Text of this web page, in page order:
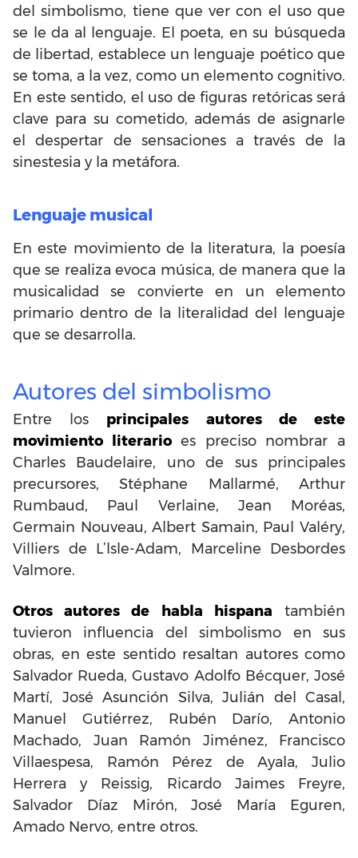
del simbolismo, tiene que ver con el uso que
se le da al lenguaje. El poeta, en su búsqueda
de libertad, establece un lenguaje poético que
se toma, a la vez, como un elemento cognitivo.
En este sentido, el uso de figuras retóricas será
clave para su cometido, además de asignarle
el despertar de sensaciones a través de la
sinestesia y la metáfora.
Lenguaje musical
En este movimiento de la literatura, la poesía
que se realiza evoca música, de manera que la
musicalidad se convierte en un elemento
primario dentro de la literalidad del lenguaje
que se desarrolla.
Autores del simbolismo
Entre los principales autores de este
movimiento literarioes preciso nombrar a
Charles Baudelaire, uno de sus principales
precursores, Stéphane Mallarmé, Arthur
Rumbaud, Paul Verlaine, Jean Moréas,
Germain Nouveau, Albert Samain, Paul Valéry,
Villiers de L’lsle-Adam, Marceline Desbordes
Valmore.
Otros autores de habla hispana también
tuvieron influencia del simbolismo en sus
obras, en este sentido resaltan autores como
Salvador Rueda, Gustavo Adolfo Bécquer, José
Martí, José Asunción Silva, Julián del Casal,
Manuel Gutiérrez, Rubén Darío, Antonio
Machado, Juan Ramón Jiménez, Francisco
Villaespesa, Ramón Pérez de Ayala, Julio
Herrera y Reissig, Ricardo Jaimes Freyre,
Salvador Díaz Mirón, José María Eguren,
Amado Nervo, entre otros.